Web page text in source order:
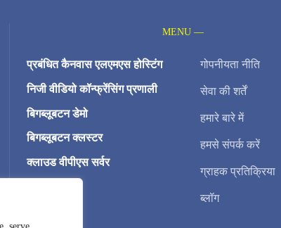
MENU —
प्रबंधित कैनवास एलएमएस होस्टिंग
निजी वीडियो कॉन्फ्रेंसिंग प्रणाली
बिगब्लूबटन डेमो
बिगब्लूबटन क्लस्टर
क्लाउड वीपीएस सर्वर
गोपनीयता नीति
सेवा की शर्तें
हमारे बारे में
हमसे संपर्क करें
ग्राहक प्रतिक्रिया
ब्लॉग